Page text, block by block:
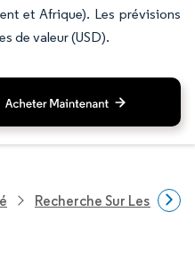
et Afrique). Les prévisions
de valeur (USD).
Recherche Sur Les